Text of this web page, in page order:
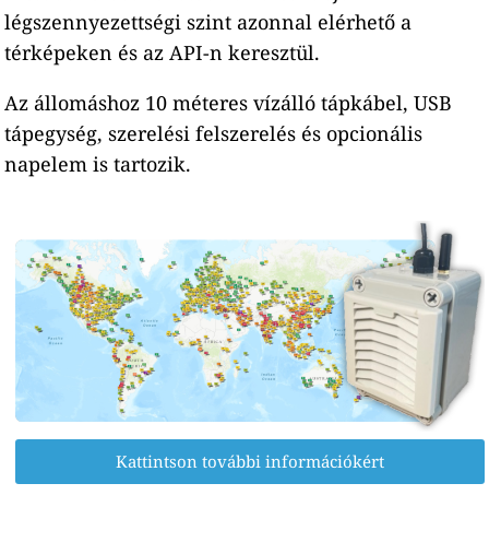
légszennyezettségi szint azonnal elérhető a
térképeken és az API-n keresztül.
Az állomáshoz 10 méteres vízálló tápkábel, USB
tápegység, szerelési felszerelés és opcionális
napelem is tartozik.
Kattintson további információkért